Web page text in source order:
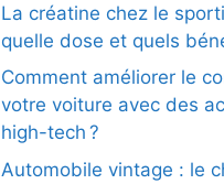
La créatine chez le
quelle dose et quels
Comment améliorer le
votre voiture avec des
high-tech ?
Automobile vintage : le